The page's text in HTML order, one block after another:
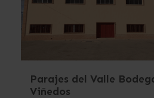
Parajes del Valle
Viñedos